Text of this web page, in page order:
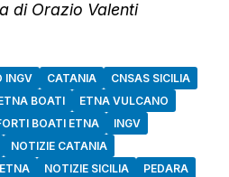
di Orazio Valenti
INGV CATANIA
CNSAS SICILIA
BOATI
ETNA VULCANO
BOATI ETNA
INGV
NOTIZIE CATANIA
NOTIZIE SICILIA
PEDARA